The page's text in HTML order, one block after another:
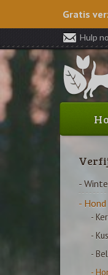
Gratis
Hulp
-
- Hond
-
-
-
-